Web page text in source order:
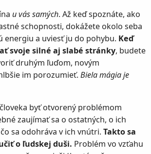
u vás samých. Až keď spoznáte, ako
schopnosti, dokážete okolo seba
a uviesť ju do pohybu. Keď
svoje silné aj slabé stránky, budete
druhým ľuďom, novým
im porozumieť. Biela mágia je
byť otvorený problémom
zaujímať sa o ostatných, o ich
sa odohráva v ich vnútri. Takto sa
o ľudskej duši. Problém vo vzťahu